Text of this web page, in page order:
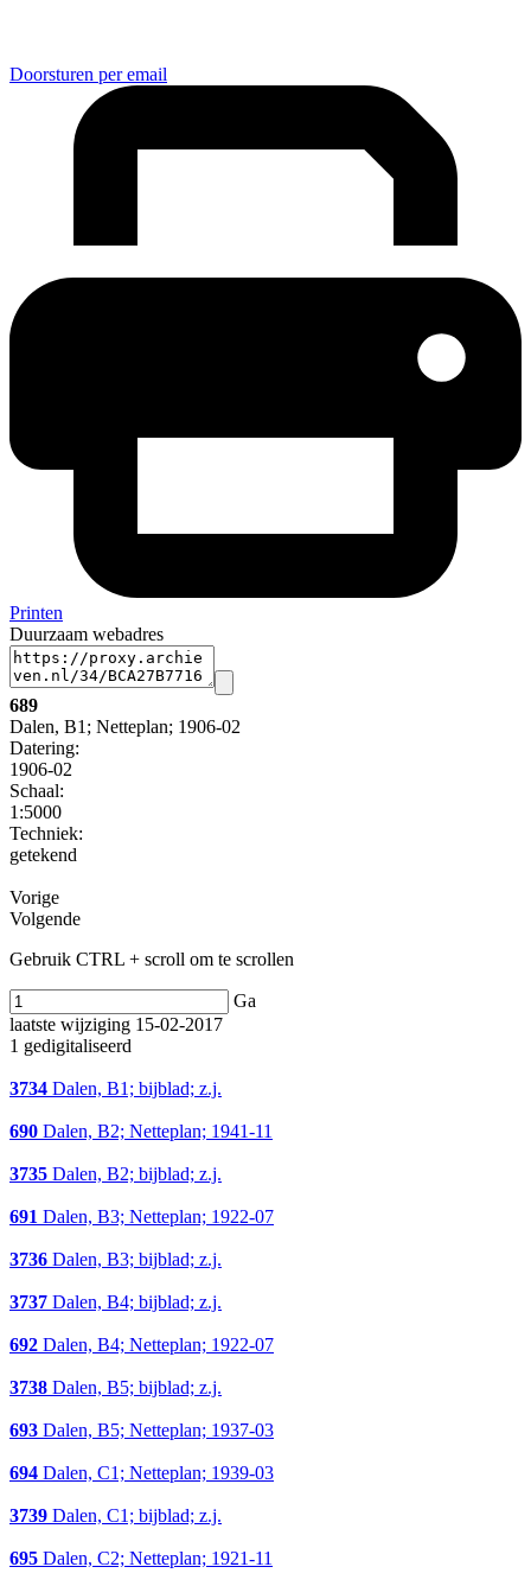
Doorsturen per email
Printen
Duurzaam webadres
689
Dalen, B1; Netteplan; 1906-02
Datering:
1906-02
Schaal:
1:5000
Techniek:
getekend
Vorige
Volgende
Gebruik CTRL + scroll om te scrollen
Ga
laatste wijziging 15-02-2017
1 gedigitaliseerd
3734 Dalen, B1; bijblad; z.j.
690 Dalen, B2; Netteplan; 1941-11
3735 Dalen, B2; bijblad; z.j.
691 Dalen, B3; Netteplan; 1922-07
3736 Dalen, B3; bijblad; z.j.
3737 Dalen, B4; bijblad; z.j.
692 Dalen, B4; Netteplan; 1922-07
3738 Dalen, B5; bijblad; z.j.
693 Dalen, B5; Netteplan; 1937-03
694 Dalen, C1; Netteplan; 1939-03
3739 Dalen, C1; bijblad; z.j.
695 Dalen, C2; Netteplan; 1921-11